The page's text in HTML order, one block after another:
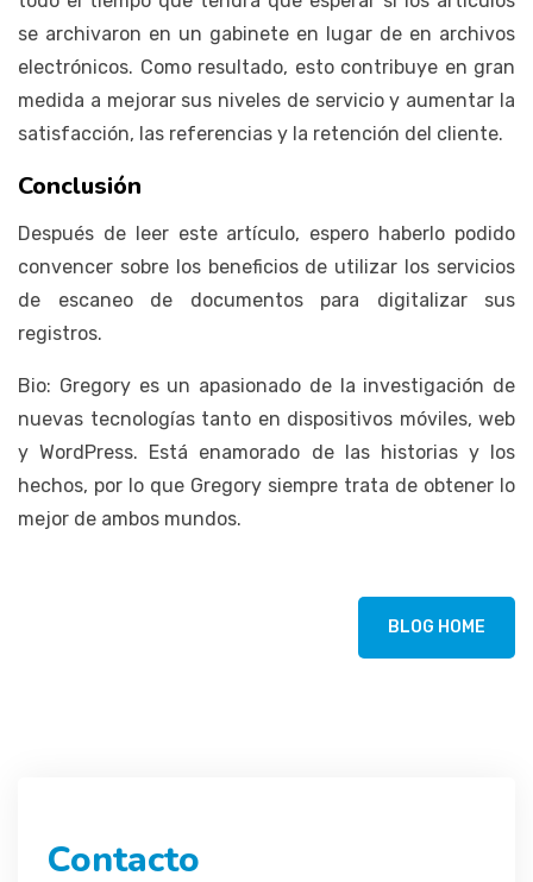
se archivaron en un gabinete en lugar de en archivos
electrónicos. Como resultado, esto contribuye en gran
medida a mejorar sus niveles de servicio y aumentar la
satisfacción, las referencias y la retención del cliente.
Conclusión
Después de leer este artículo, espero haberlo podido
convencer sobre los beneficios de utilizar los servicios
de escaneo de documentos para digitalizar sus
registros.
Bio: Gregory es un apasionado de la investigación de
nuevas tecnologías tanto en dispositivos móviles, web
y WordPress. Está enamorado de las historias y los
hechos, por lo que Gregory siempre trata de obtener lo
mejor de ambos mundos.
BLOG HOME
Contacto